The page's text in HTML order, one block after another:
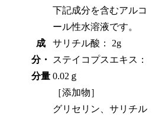
成
分・
分量
下記成分を含むアルコ
ール性水溶液です。
サリチル酸： 2g
ステイコプスエキス：
0.02ｇ
［添加物］
グリセリン、サリチル